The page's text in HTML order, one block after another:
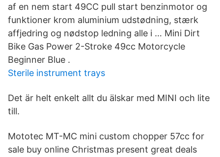
af en nem start 49CC pull start benzinmotor og
funktioner krom aluminium udstødning, stærk
affjedring og nødstop ledning alle i … Mini Dirt
Bike Gas Power 2-Stroke 49cc Motorcycle
Beginner Blue .
Sterile instrument trays
Det är helt enkelt allt du älskar med MINI och lite
till.
Mototec MT-MC mini custom chopper 57cc for
sale buy online Christmas present great deals